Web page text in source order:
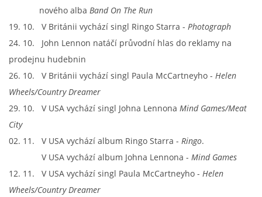
nového alba Band On The Run
19. 10. V Británii vychází singl Ringo Starra - Photograph
24. 10. John Lennon natáčí průvodní hlas do reklamy na
prodejnu hudebnin
26. 10. V Británii vychází singl Paula McCartneyho - Helen
Wheels/Country Dreamer
29. 10. V USA vychází singl Johna Lennona Mind Games/Meat
City
02. 11. V USA vychází album Ringo Starra - Ringo.
V USA vychází album Johna Lennona - Mind Games
12. 11. V USA vychází singl Paula McCartneyho - Helen
Wheels/Country Dreamer